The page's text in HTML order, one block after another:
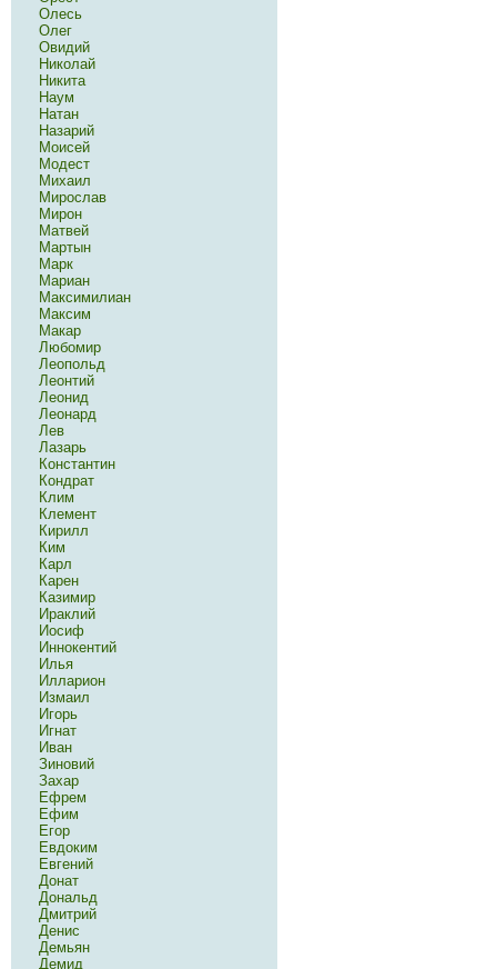
Олесь
Олег
Овидий
Николай
Никита
Наум
Натан
Назарий
Моисей
Модест
Михаил
Мирослав
Мирон
Матвей
Мартын
Марк
Мариан
Максимилиан
Максим
Макар
Любомир
Леопольд
Леонтий
Леонид
Леонард
Лев
Лазарь
Константин
Кондрат
Клим
Клемент
Кирилл
Ким
Карл
Карен
Казимир
Ираклий
Иосиф
Иннокентий
Илья
Илларион
Измаил
Игорь
Игнат
Иван
Зиновий
Захар
Ефрем
Ефим
Егор
Евдоким
Евгений
Донат
Дональд
Дмитрий
Денис
Демьян
Демид